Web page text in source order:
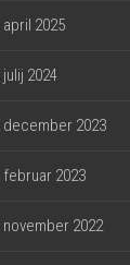
april 2025
julij 2024
december 2023
februar 2023
november 2022